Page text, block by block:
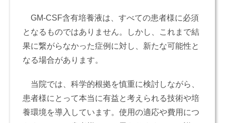
GM-CSF含有培養液は、すべての患者様に必須
となるものではありません。しかし、これまで結
果に繋がらなかった症例に対し、新たな可能性と
なる場合があります。
当院では、科学的根拠を慎重に検討しながら、
患者様にとって本当に有益と考えられる技術や培
養環境を導入しています。使用の適応や費用につ